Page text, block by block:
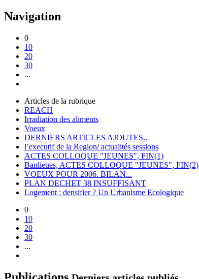
Navigation
0
10
20
30
...
Articles de la rubrique
REACH
Irradiation des aliments
Voeux
DERNIERS ARTICLES AJOUTES..
l’executif de la Region/ actualités sessions
ACTES COLLOQUE "JEUNES", FIN(1)
Banlieues, ACTES COLLOQUE "JEUNES", FIN(2)
VOEUX POUR 2006. BILAN...
PLAN DECHET 38 INSUFFISANT
Logement : densifier ? Un Urbanisme Ecologique
0
10
20
30
...